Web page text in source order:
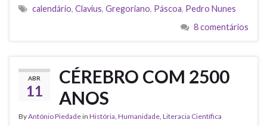
calendário, Clavius, Gregoriano, Páscoa, Pedro Nunes
8 comentários
ABR
11
CÉREBRO COM 2500
ANOS
ByAntónio Piedadein História, Humanidade, Literacia Científica